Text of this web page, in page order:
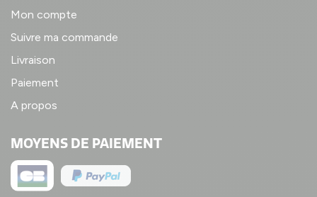
Mon compte
Suivre ma commande
Livraison
Paiement
A propos
MOYENS DE PAIEMENT